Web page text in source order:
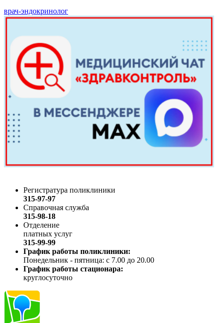
врач-эндокринолог
Регистратура поликлиники
315-97-97
Справочная служба
315-98-18
Отделение
платных услуг
315-99-99
График работы поликлиники:
Понедельник - пятница: с 7.00 до 20.00
График работы стационара:
круглосуточно